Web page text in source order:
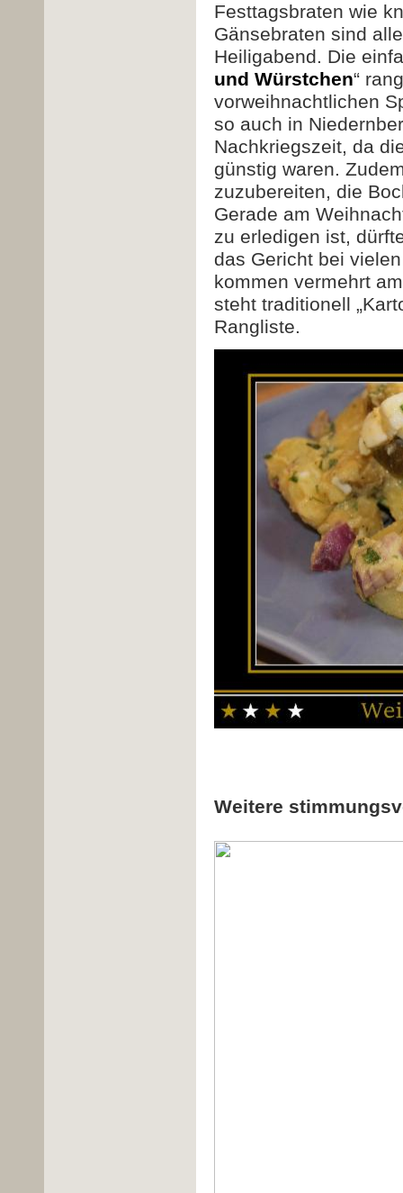
Festtagsbraten wie
Gänsebraten sind
Heiligabend. Die
und Würstchen“
vorweihnachtlichen
so auch in
Nachkriegszeit, da
günstig waren.
zuzubereiten, die
Gerade am
zu erledigen ist,
das Gericht bei
kommen vermehrt
steht traditionell
Rangliste.
Weitere